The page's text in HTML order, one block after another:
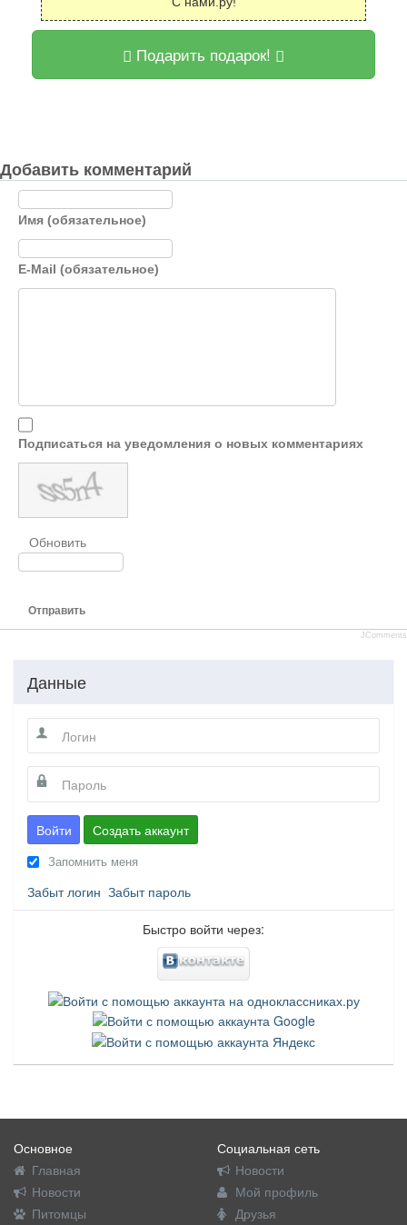
Подарить подарок!
Добавить комментарий
Имя (обязательное)
E-Mail (обязательное)
Подписаться на уведомления о новых комментариях
Обновить
Отправить
JComments
Данные
Войти Создать аккаунт
Запомнить меня
Забыт логин Забыт пароль
Быстро войти через:
Основное
Главная
Новости
Питомцы
Социальная сеть
Новости
Мой профиль
Друзья